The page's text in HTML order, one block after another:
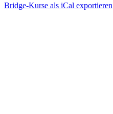
Bridge-Kurse als iCal exportieren